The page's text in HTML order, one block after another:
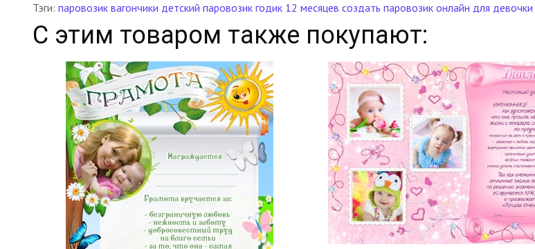
Тэги: паровозик вагончики детский паровозик годик 12 месяцев создать паровозик онлайн для девочки
С этим товаром также покупают: